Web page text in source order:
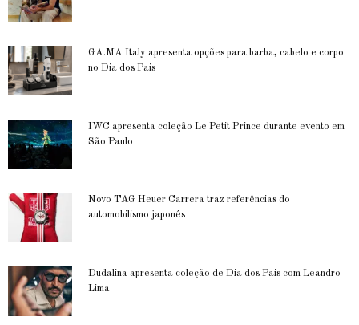
GA.MA Italy apresenta opções para barba, cabelo e corpo
no Dia dos Pais
IWC apresenta coleção Le Petit Prince durante evento em
São Paulo
Novo TAG Heuer Carrera traz referências do
automobilismo japonês
Dudalina apresenta coleção de Dia dos Pais com Leandro
Lima